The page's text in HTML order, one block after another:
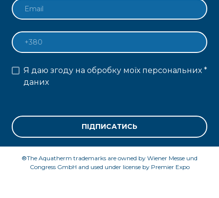
Я даю згоду на обробку моїх персональних
даних
*
ПІДПИСАТИСЬ
®The Aquatherm trademarks are owned by Wiener Messe und
Congress GmbH and used under license by Premier Expo